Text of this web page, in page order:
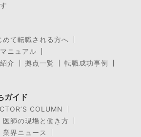
めて転職される方へ
ニュアル
介
拠点一覧
転職成功事例
ガイド
COLUMN
医師の現場と働き方
業界ニュース